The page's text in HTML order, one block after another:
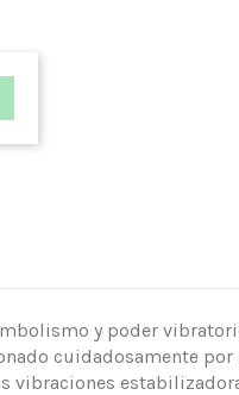
y poder
cuidadosamente por
vibraciones